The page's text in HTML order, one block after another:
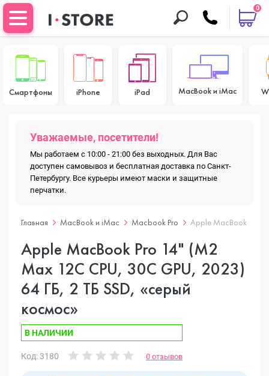
0
Смартфоны iPhone iPad MacBook и iMac
Уважаемые, посетители!
Мы работаем с 10:00 - 21:00 без выходных. Для Вас
доступен самовывоз и бесплатная доставка по Санкт-
Петербургу. Все курьеры имеют маски и защитные
перчатки.
Главная MacBook и iMac Macbook Pro Apple MacBook Pro
Apple MacBook Pro 14" (M2
Max 12C CPU, 30C GPU, 2023)
64 ГБ, 2 ТБ SSD, «серый
космос»
В НАЛИЧИИ
Код: 3180 0 отзывов